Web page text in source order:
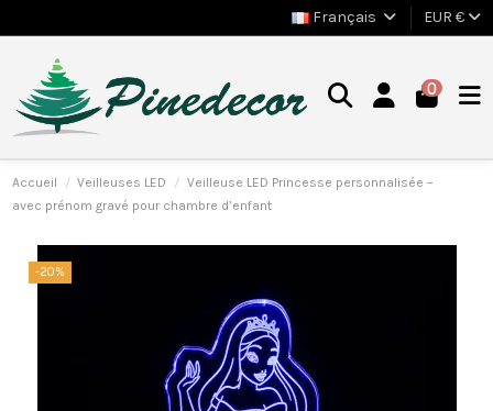
Français EUR €
0
Accueil Veilleuses LED
Veilleuse LED Princesse personnalisée –
avec prénom gravé pour chambre d’enfant
-20%